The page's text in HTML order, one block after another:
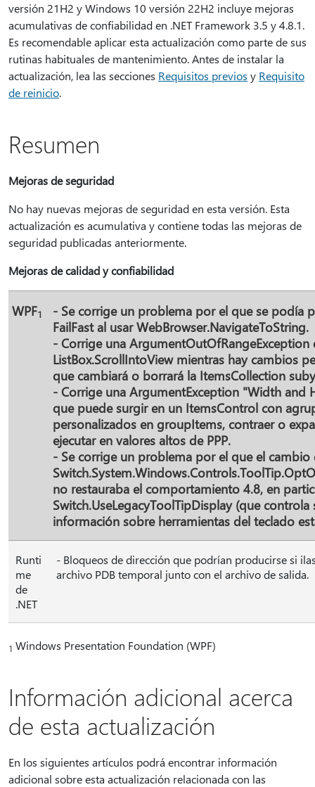
versión 21H2 y Windows 10 versión 22H2 incluye mejoras
acumulativas de confiabilidad en .NET Framework 3.5 y 4.8.1.
Es recomendable aplicar esta actualización como parte de sus
rutinas habituales de mantenimiento. Antes de instalar la
actualización, lea las secciones Requisitos previos y Requisito
de reinicio.
Resumen
Mejoras de seguridad
No hay nuevas mejoras de seguridad en esta versión. Esta
actualización es acumulativa y contiene todas las mejoras de
seguridad publicadas anteriormente.
Mejoras de calidad y confiabilidad
WPF1
- Se corrige un problema por el que se podía
FailFast al usar WebBrowser.NavigateToString.
- Corrige una
ListBox.ScrollIntoView mientras hay cambios
que cambiará o borrará la ItemsCollection
- Corrige una ArgumentException "Width and
que puede surgir en un ItemsControl con
personalizados en groupItems, contraer o
ejecutar en valores altos de PPP.
- Se corrige un problema por el que el cambio
no restauraba el comportamiento 4.8, en
Switch.UseLegacyToolTipDisplay (que
información sobre herramientas del teclado
Runti
me
de
.NET
- Bloqueos de dirección que podrían producirse si
archivo PDB temporal junto con el archivo de salida.
1 Windows Presentation Foundation (WPF)
Información adicional acerca
de esta actualización
En los siguientes artículos podrá encontrar información
adicional sobre esta actualización relacionada con las